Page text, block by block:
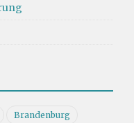
Brandenburg